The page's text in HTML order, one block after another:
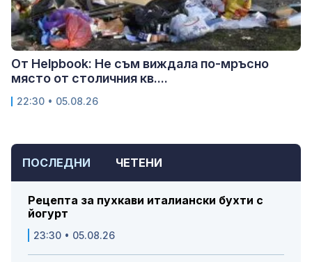
ПОСЛЕДНИ ЧЕТЕНИ
Рецепта за пухкави италиански бухти с
йогурт
23:30 • 05.08.26
От Helpbook: Не съм виждала по-мръсно
място от столичния кв....
22:30 • 05.08.26